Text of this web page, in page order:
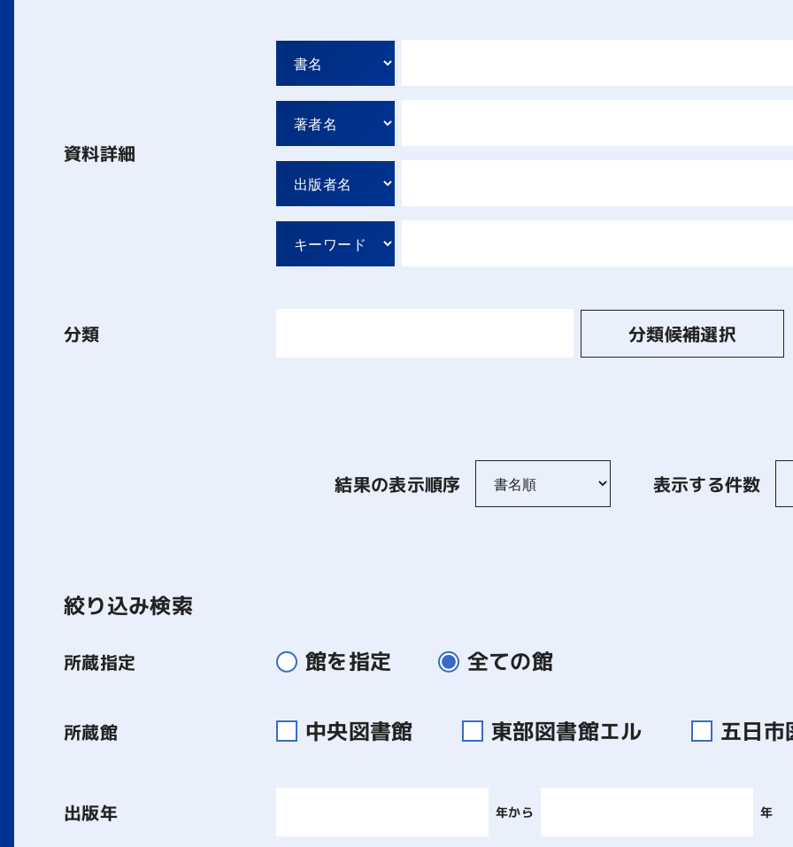
資料詳細
分類 分類候補選択
結果の表示順序 表示する件数
絞り込み検索
所蔵指定 館を指定 全ての館
所蔵館 中央図書館 東部図書館エル 五日
出版年 年から 年